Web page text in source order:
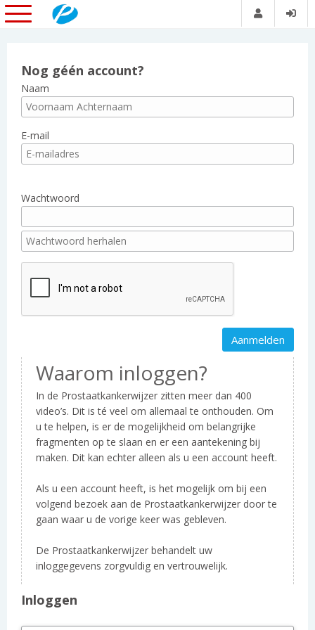
Nog géén account?
Naam
E-mail
Wachtwoord
Waarom inloggen?
In de Prostaatkankerwijzer zitten meer dan 400
video’s. Dit is té veel om allemaal te onthouden. Om
u te helpen, is er de mogelijkheid om belangrijke
fragmenten op te slaan en er een aantekening bij
maken. Dit kan echter alleen als u een account heeft.
Als u een account heeft, is het mogelijk om bij een
volgend bezoek aan de Prostaatkankerwijzer door te
gaan waar u de vorige keer was gebleven.
De Prostaatkankerwijzer behandelt uw
inloggegevens zorgvuldig en vertrouwelijk.
Inloggen